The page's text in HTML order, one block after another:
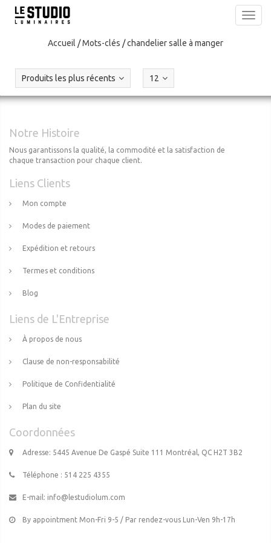
Accueil /Mots-clés /chandelier salle à manger
Produits les plus récents 12
Notre Histoire
Nous garantissons la qualité, la commodité et la satisfaction de
chaque transaction pour chaque client.
Liens Clients
Mon compte
Modes de paiement
Expédition et retours
Termes et conditions
Blog
Liens de L'Entreprise
À propos de nous
Clause de non-responsabilité
Politique de Confidentialité
Plan du site
Coordonnées
Adresse: 5445 Avenue De Gaspé Suite 111 Montréal, QC H2T 3B2
Téléphone : 514 225 4355
E-mail: info@lestudiolum.com
By appointment Mon-Fri 9-5 / Par rendez-vous Lun-Ven 9h-17h